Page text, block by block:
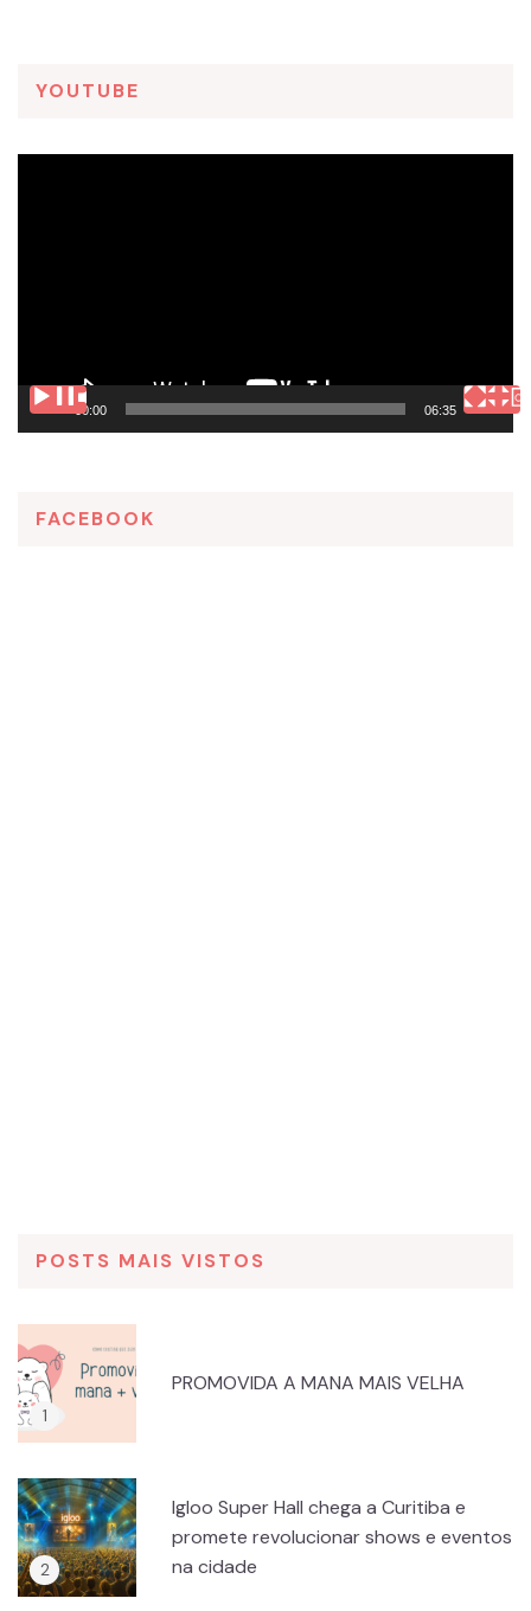
YOUTUBE
00:00 06:35
FACEBOOK
POSTS MAIS VISTOS
PROMOVIDA A MANA MAIS VELHA
Igloo Super Hall chega a Curitiba e
promete revolucionar shows e eventos
na cidade